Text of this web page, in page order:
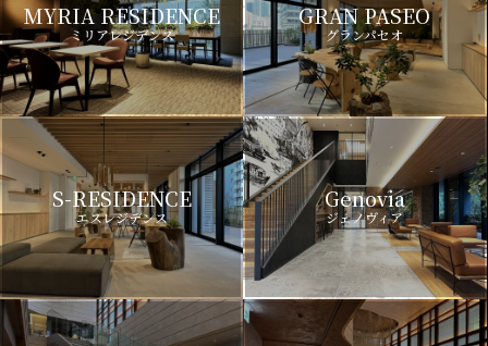
MYRIA RESIDENCE
ミリアレジデンス
GRAN PASEO
グランパセオ
S-RESIDENCE
エスレジデンス
Genovia
ジェノヴィア